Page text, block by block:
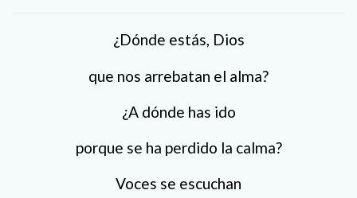
¿Dónde estás, Dios
que nos arrebatan el alma?
¿A dónde has ido
porque se ha perdido la calma?
Voces se escuchan